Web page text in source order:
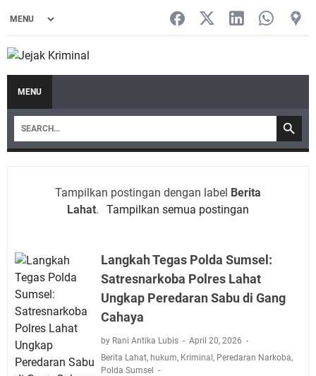
MENU
Tampilkan postingan dengan label Berita
Lahat. Tampilkan semua postingan
Langkah Tegas Polda Sumsel:
Satresnarkoba Polres Lahat
Ungkap Peredaran Sabu di Gang
Cahaya
by Rani Antika Lubis
April 20, 2026
Berita Lahat, hukum, Kriminal, Peredaran Narkoba,
Polda Sumsel